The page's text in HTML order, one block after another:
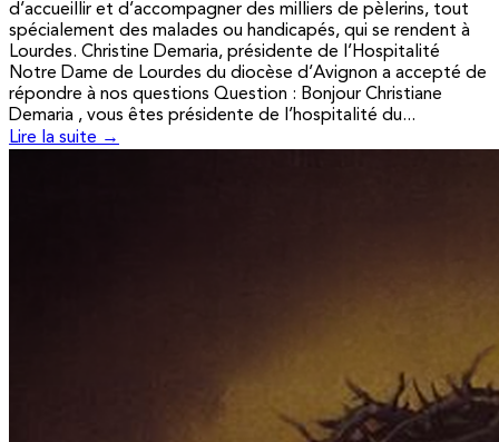
d’accueillir et d’accompagner des milliers de pèlerins, tout
spécialement des malades ou handicapés, qui se rendent à
Lourdes. Christine Demaria, présidente de l’Hospitalité
Notre Dame de Lourdes du diocèse d’Avignon a accepté de
répondre à nos questions Question : Bonjour Christiane
Demaria , vous êtes présidente de l’hospitalité du...
Lire la suite →